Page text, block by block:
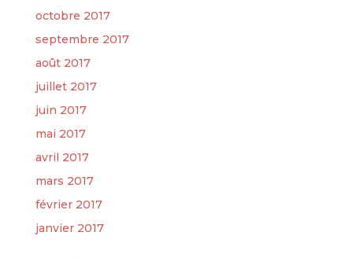
octobre 2017
septembre 2017
août 2017
juillet 2017
juin 2017
mai 2017
avril 2017
mars 2017
février 2017
janvier 2017